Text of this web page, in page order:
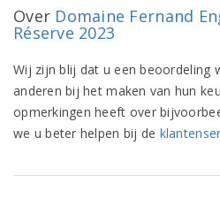
Over Domaine Fernand
Réserve 2023
Wij zijn blij dat u een beoordeling
anderen bij het maken van hun
opmerkingen heeft over
we u beter helpen bij de